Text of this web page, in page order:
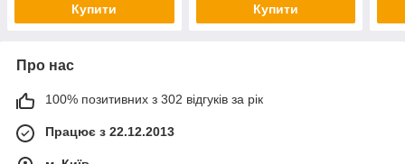
Купити Купити
Про нас
100% позитивних з 302 відгуків за рік
Працює з 22.12.2013